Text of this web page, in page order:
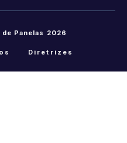
Panelas 2026
Diretrizes